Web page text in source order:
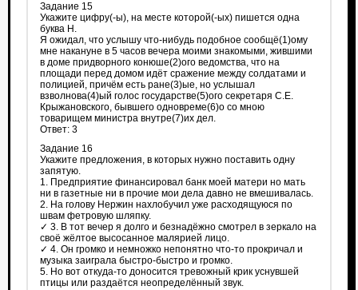
Задание 15
Укажите цифру(-ы), на месте которой(-ых) пишется одна
буква Н.
Я ожидал, что услышу что-нибудь подобное сообщё(1)ому
мне накануне в 5 часов вечера моими знакомыми, жившими
в доме придворного конюше(2)ого ведомства, что на
площади перед домом идёт сражение между солдатами и
полицией, причём есть ране(3)ые, но услышал
взволнова(4)ый голос государстве(5)ого секретаря С.Е.
Крыжановского, бывшего одновреме(6)о со мною
товарищем министра внутре(7)их дел.
Ответ: 3
Задание 16
Укажите предложения, в которых нужно поставить одну
запятую.
1. Предприятие финансировал банк моей матери но мать
ни в газетные ни в прочие мои дела давно не вмешивалась.
2. На голову Нержин нахлобучил уже расходящуюся по
швам фетровую шляпку.
✓ 3. В тот вечер я долго и безнадёжно смотрел в зеркало на
своё жёлтое высосанное малярией лицо.
✓ 4. Он громко и немножко непонятно что-то прокричал и
музыка заиграла быстро-быстро и громко.
5. Но вот откуда-то доносится тревожный крик уснувшей
птицы или раздаётся неопределённый звук.